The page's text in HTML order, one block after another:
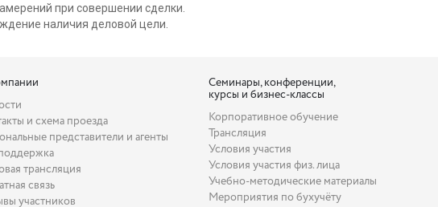
при совершении сделки.
наличия деловой цели.
и схема проезда
представители и агенты
трансляция
связь
участников
Семинары, конференции,
курсы и бизнес-классы
Корпоративное обучение
Трансляция
Условия участия
Условия участия физ. лица
Учебно-методические материалы
Мероприятия по бухучёту